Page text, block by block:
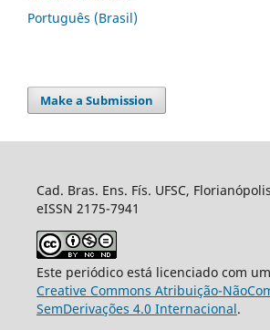
Português (Brasil)
Make a Submission
Cad. Bras. Ens. Fís. UFSC,
eISSN 2175-7941
Este periódico está licenciado com
Creative Commons Atribuição-
SemDerivações 4.0 Internacional.